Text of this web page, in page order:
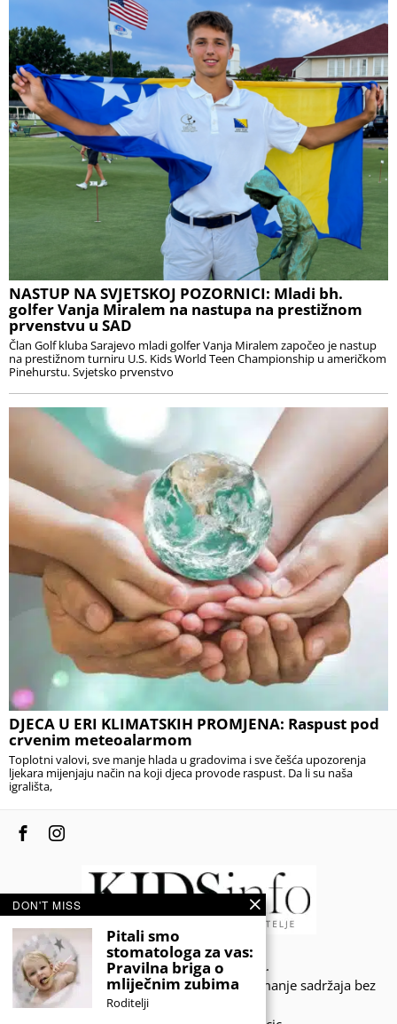
NASTUP NA SVJETSKOJ POZORNICI: Mladi bh.
golfer Vanja Miralem na nastupa na prestižnom
prvenstvu u SAD
Član Golf kluba Sarajevo mladi golfer Vanja Miralem započeo je nastup
na prestižnom turniru U.S. Kids World Teen Championship u američkom
Pinehurstu. Svjetsko prvenstvo
DJECA U ERI KLIMATSKIH PROMJENA: Raspust pod
crvenim meteoalarmom
Toplotni valovi, sve manje hlada u gradovima i sve češća upozorenja
ljekara mijenjaju način na koji djeca provode raspust. Da li su naša
igrališta,
© 2020 - KIDSINFO.BA.
Sva prava zadržana. Zabranjeno preuzimanje sadržaja bez
dozvole izdavača.
DON'T MISS
Pitali smo
stomatologa za vas:
Pravilna briga o
mliječnim zubima
Roditelji